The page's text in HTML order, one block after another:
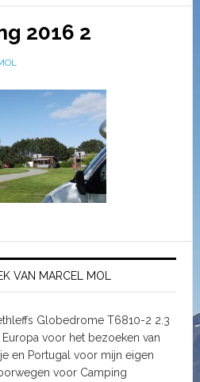
2016 2
VAN MARCEL MOL
Globedrome T6810-2 2.3
voor het bezoeken van
en Portugal voor mijn eigen
voor Camping